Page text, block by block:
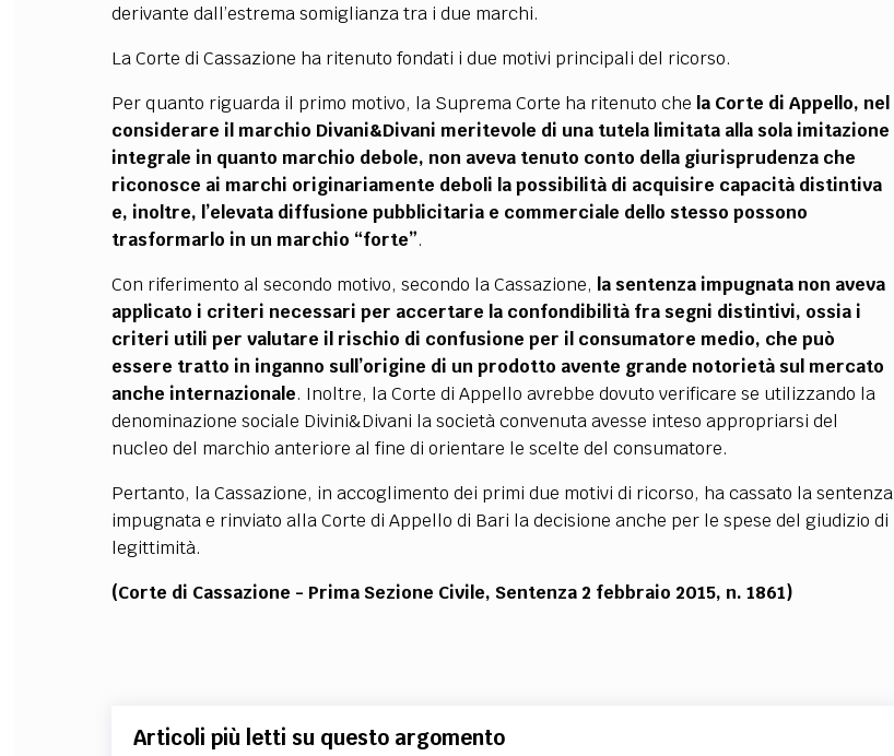
derivante dall’estrema somiglianza tra i due marchi.
La Corte di Cassazione ha ritenuto fondati i due motivi principali del ricorso.
Per quanto riguarda il primo motivo, la Suprema Corte ha ritenuto che la Corte di Appello, nel
considerare il marchio Divani&Divani meritevole di una tutela limitata alla sola imitazione
integrale in quanto marchio debole, non aveva tenuto conto della giurisprudenza che
riconosce ai marchi originariamente deboli la possibilità di acquisire capacità distintiva
e, inoltre, l’elevata diffusione pubblicitaria e commerciale dello stesso possono
trasformarlo in un marchio “forte”.
Con riferimento al secondo motivo, secondo la Cassazione, la sentenza impugnata non aveva
applicato i criteri necessari per accertare la confondibilità fra segni distintivi, ossia i
criteri utili per valutare il rischio di confusione per il consumatore medio, che può
essere tratto in inganno sull’origine di un prodotto avente grande notorietà sul mercato
anche internazionale. Inoltre, la Corte di Appello avrebbe dovuto verificare se utilizzando la
denominazione sociale Divini&Divani la società convenuta avesse inteso appropriarsi del
nucleo del marchio anteriore al fine di orientare le scelte del consumatore.
Pertanto, la Cassazione, in accoglimento dei primi due motivi di ricorso, ha cassato la sentenza
impugnata e rinviato alla Corte di Appello di Bari la decisione anche per le spese del giudizio di
legittimità.
(Corte di Cassazione - Prima Sezione Civile, Sentenza 2 febbraio 2015, n. 1861)
Articoli più letti su questo argomento